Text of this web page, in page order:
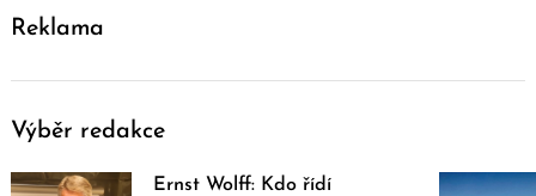
Reklama
Výběr redakce
Ernst Wolff: Kdo řídí